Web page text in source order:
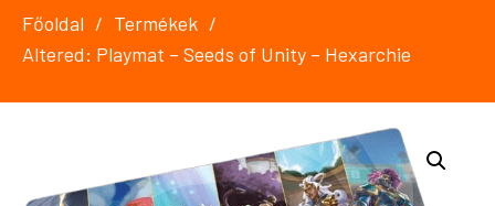
Főoldal
Termékek
Altered: Playmat – Seeds of Unity – Hexarchie